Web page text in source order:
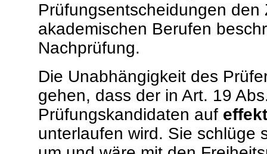
Prüfungsentscheidungen
akademischen Berufen
Nachprüfung.
Die Unabhängigkeit des
gehen, dass der in Art. 19
Prüfungskandidaten auf
unterlaufen wird. Sie schlüge